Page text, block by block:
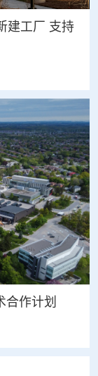
建工厂 支持
合作计划